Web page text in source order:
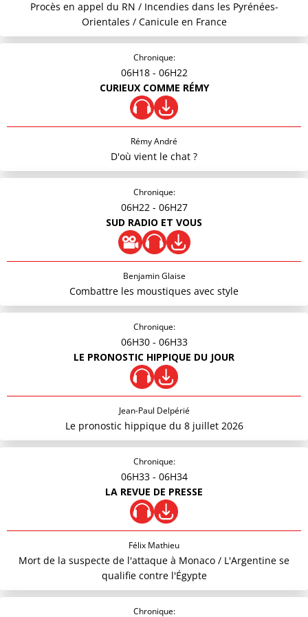
Procès en appel du RN / Incendies dans les Pyrénées-
Orientales / Canicule en France
Chronique:
06H18 - 06H22
CURIEUX COMME RÉMY
Rémy André
D'où vient le chat ?
Chronique:
06H22 - 06H27
SUD RADIO ET VOUS
Benjamin Glaise
Combattre les moustiques avec style
Chronique:
06H30 - 06H33
LE PRONOSTIC HIPPIQUE DU JOUR
Jean-Paul Delpérié
Le pronostic hippique du 8 juillet 2026
Chronique:
06H33 - 06H34
LA REVUE DE PRESSE
Félix Mathieu
Mort de la suspecte de l'attaque à Monaco / L'Argentine se
qualifie contre l'Égypte
Chronique: